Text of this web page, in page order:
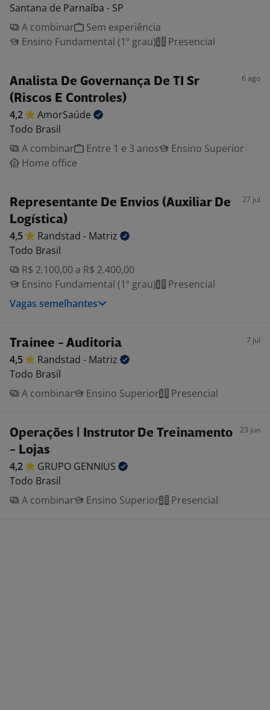
Santana de Parnaíba - SP
A combinar
Sem experiência
Ensino Fundamental (1º grau)
Presencial
Analista De Governança De TI Sr
(Riscos E Controles)
6 ago
4,2
AmorSaúde
Todo Brasil
A combinar
Entre 1 e 3 anos
Ensino Superior
Home office
Representante De Envios (Auxiliar De
Logística)
27 jul
4,5 Randstad - Matriz
Todo Brasil
R$ 2.100,00 a R$ 2.400,00
Ensino Fundamental (1º grau)
Presencial
Vagas semelhantes
Trainee - Auditoria 7 jul
4,5 Randstad - Matriz
Todo Brasil
A combinar
Ensino Superior Presencial
Operações | Instrutor De Treinamento
- Lojas
23 jun
4,2 GRUPO GENNIUS
Todo Brasil
A combinar
Ensino Superior Presencial